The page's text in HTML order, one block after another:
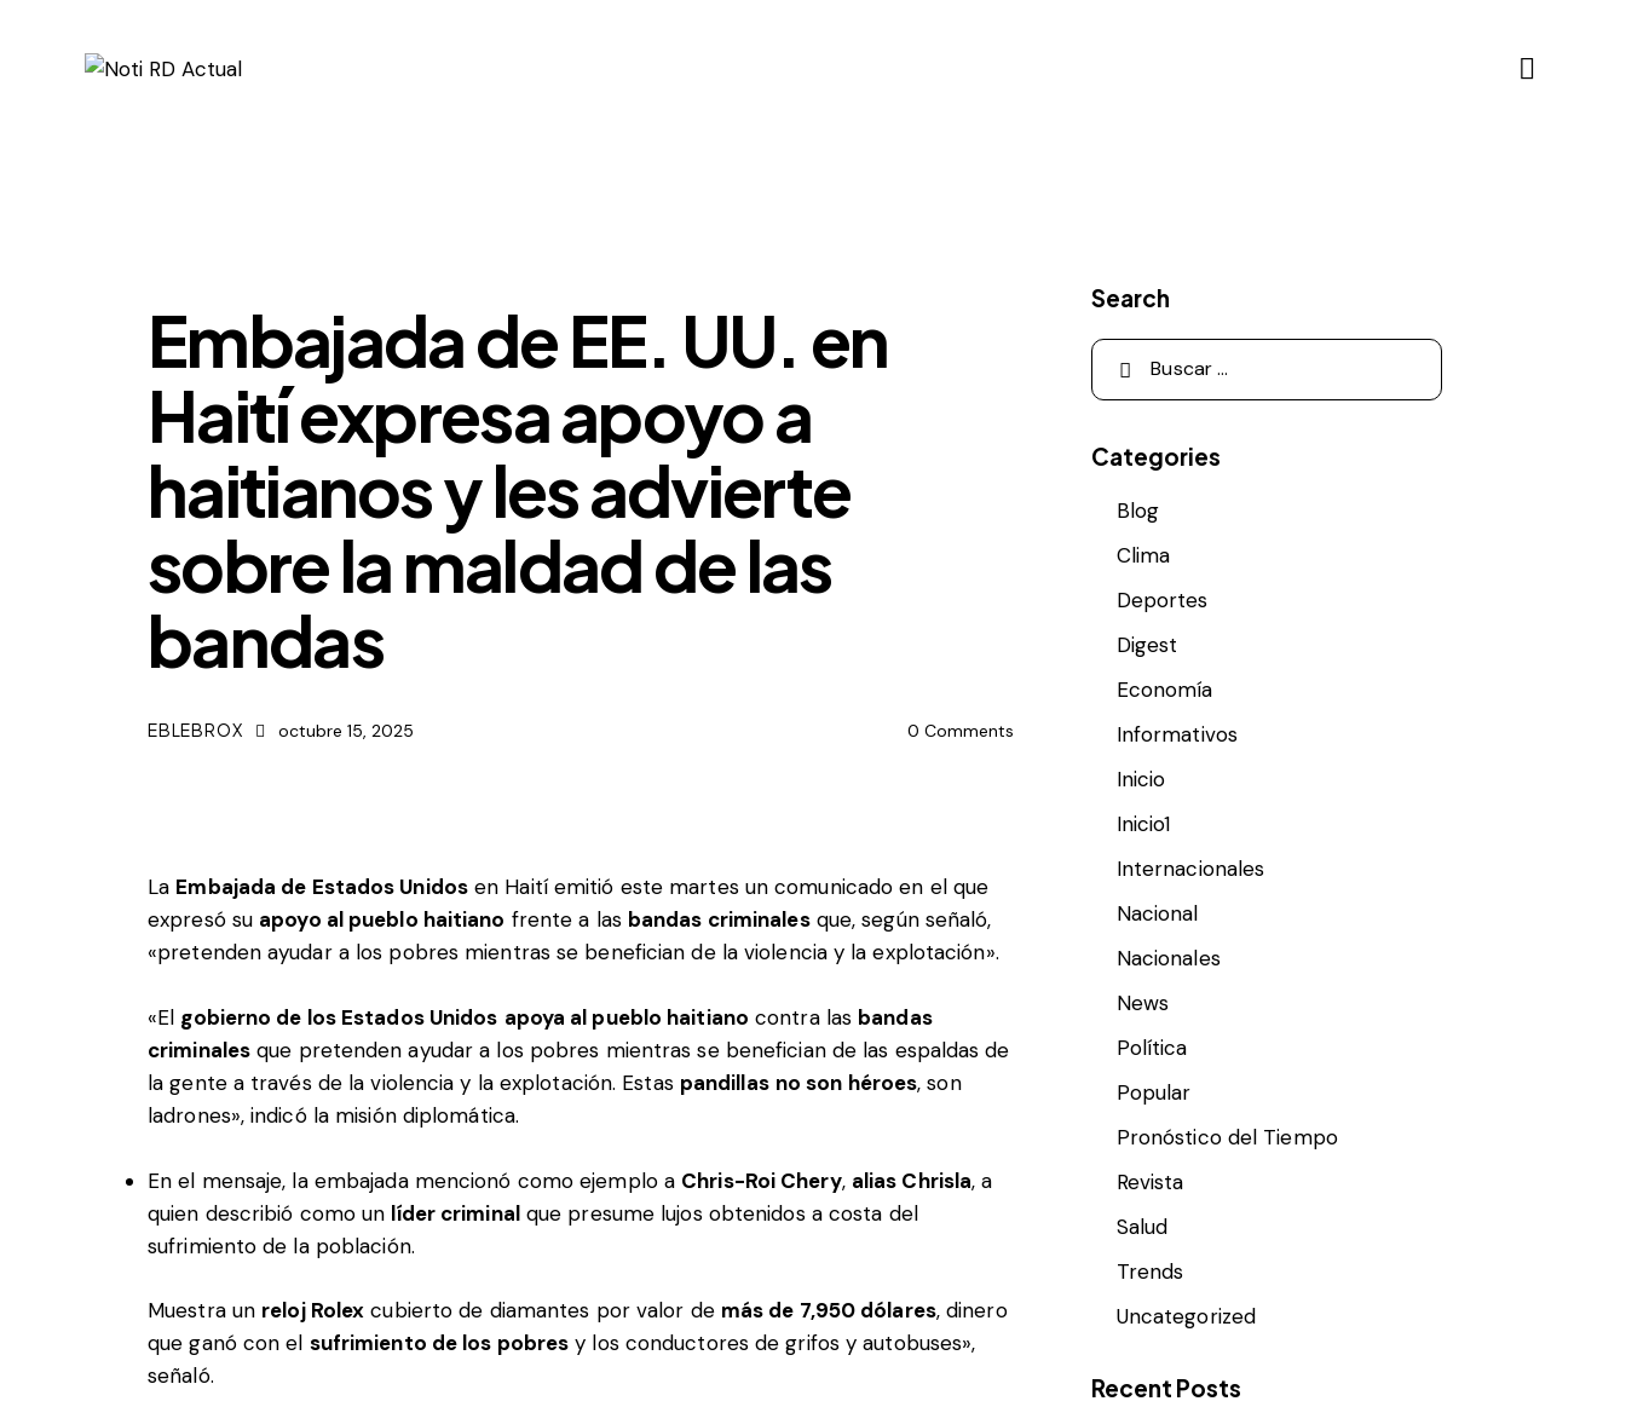
Embajada de EE. UU. en
Haití expresa apoyo a
haitianos y les advierte
sobre la maldad de las
bandas
EBLEBROX octubre 15, 2025 0 Comments
La Embajada de Estados Unidosen Haití emitió este martes un comunicado en el que
expresó su apoyo al pueblo haitiano frente a las bandas criminalesque, según señaló,
«pretenden ayudar a los pobres mientras se benefician de la violencia y la explotación».
«El gobierno de los Estados Unidos apoya al pueblo haitiano contra las bandas
criminales que pretenden ayudar a los pobres mientras se benefician de las espaldas de
la gente a través de la violencia y la explotación. Estas pandillas no son héroes, son
ladrones», indicó la misión diplomática.
En el mensaje, la embajada mencionó como ejemplo a Chris-Roi Chery, alias Chrisla, a
quien describió como un líder criminalque presume lujos obtenidos a costa del
sufrimiento de la población.
Muestra un reloj Rolex cubierto de diamantes por valor de más de 7,950 dólares, dinero
que ganó con el sufrimiento de los pobres y los conductores de grifos y autobuses»,
señaló.
Search
Categories
Blog
Clima
Deportes
Digest
Economía
Informativos
Inicio
Inicio1
Internacionales
Nacional
Nacionales
News
Política
Popular
Pronóstico del Tiempo
Revista
Salud
Trends
Uncategorized
Recent Posts